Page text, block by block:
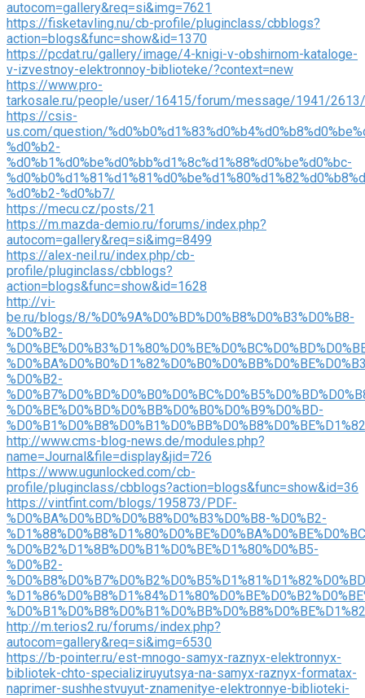
autocom=gallery&req=si&img=7621
https://fisketavling.nu/cb-profile/pluginclass/cbblogs?
action=blogs&func=show&id=1370
https://pcdat.ru/gallery/image/4-knigi-v-obshirnom-kataloge-
v-izvestnoy-elektronnoy-biblioteke/?context=new
https://www.pro-
tarkosale.ru/people/user/16415/forum/message/1941/2613/
https://csis-
us.com/question/
%d0%b2-
%d0%b1%d0%be%d0%bb%d1%8c%d1%88%d0%be%d0%bc-
%d0%b2-%d0%b7/
https://mecu.cz/posts/21
https://m.mazda-demio.ru/forums/index.php?
autocom=gallery&req=si&img=8499
https://alex-neil.ru/index.php/cb-
profile/pluginclass/cbblogs?
action=blogs&func=show&id=1628
http://vi-
be.ru/blogs/8/%D0%9A%D0%BD%D0%B8%D0%B3%D0%B8-
%D0%B2-
%D0%B2-
%D0%BE%D0%BD%D0%BB%D0%B0%D0%B9%D0%BD-
http://www.cms-blog-news.de/modules.php?
name=Journal&file=display&jid=726
https://www.ugunlocked.com/cb-
profile/pluginclass/cbblogs?action=blogs&func=show&id=36
https://vintfint.com/blogs/195873/PDF-
%D0%BA%D0%BD%D0%B8%D0%B3%D0%B8-%D0%B2-
%D0%B2%D1%8B%D0%B1%D0%BE%D1%80%D0%B5-
%D0%B2-
http://m.terios2.ru/forums/index.php?
autocom=gallery&req=si&img=6530
https://b-pointer.ru/est-mnogo-samyx-raznyx-elektronnyx-
bibliotek-chto-specializiruyutsya-na-samyx-raznyx-formatax-
naprimer-sushhestvuyut-znamenitye-elektronnye-biblioteki-